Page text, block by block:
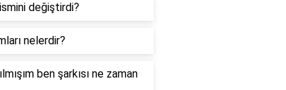
değiştirdi?
nelerdir?
ben şarkısı ne zaman